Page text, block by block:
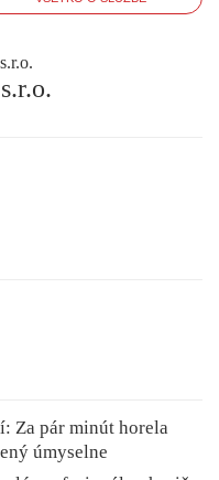
Za pár minút horela
úmyselne